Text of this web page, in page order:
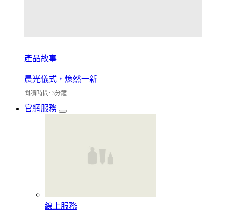
產品故事
晨光儀式，煥然一新
閱讀時間: 3分鐘
官網服務
線上服務